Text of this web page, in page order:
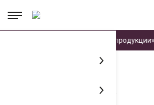
в «Реестр промышленной продукции».
«ЧЕТРА»
«ЧЕТРА»